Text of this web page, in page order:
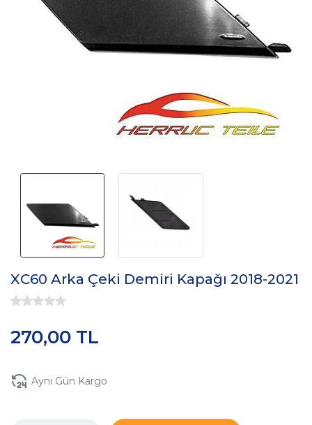
XC60 Arka Çeki Demiri Kapağı 2018-2021
270,00 TL
Aynı Gün Kargo